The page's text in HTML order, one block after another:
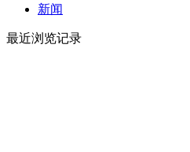
新闻
最近浏览记录